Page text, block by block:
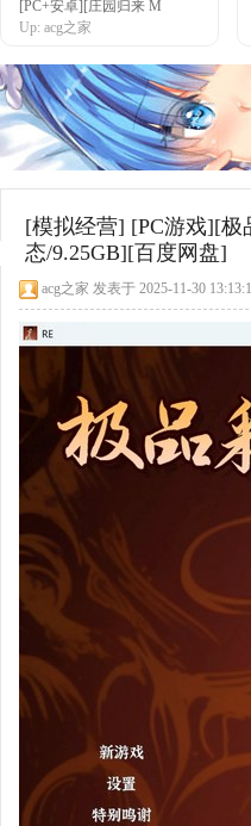
[PC+安卓][庄园归来 M
Up: acg之家
[模拟经营] [PC游戏][极
态/9.25GB][百度网盘]
acg之家 发表于 2025-11-30